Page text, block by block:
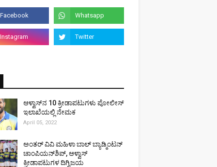
ಆಳ್ವಾಸ್‌ನ 10 ಕ್ರೀಡಾಪಟುಗಳು ಪೋಲೀಸ್
ಇಲಾಖೆಯಲ್ಲಿ ನೇಮಕ
April 05, 2022
ಅಂತರ್ ವಿವಿ ಮಹಿಳಾ ಬಾಲ್ ಬ್ಯಾಡ್ಮಿಂಟನ್
ಚಾಂಪಿಯನ್‌ಶಿಪ್, ಆಳ್ವಾಸ್
ಕ್ರೀಡಾಪಟುಗಳ ದಿಗ್ವಿಜಯ